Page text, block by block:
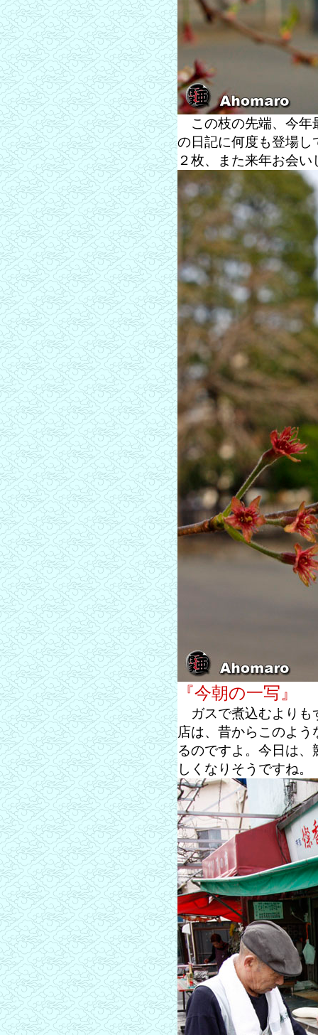
この枝の先端、今年
の日記に何度も登場し
２枚、また来年お会い
『今朝の一写』
ガスで煮込むよりも
店は、昔からこのよう
るのですよ。今日は
しくなりそうですね。